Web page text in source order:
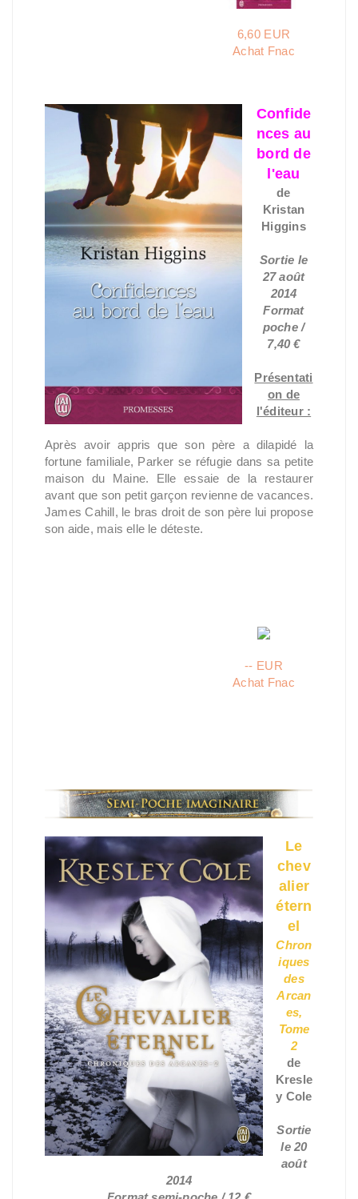
6,60 EUR
Achat Fnac
Confide
nces au
bord de
l'eau
de
Kristan
Higgins
Sortie le
27 août
2014
Format
poche /
7,40 €
Présentati
on de
l'éditeur :
Après avoir appris que son père a dilapidé la
fortune familiale, Parker se réfugie dans sa petite
maison du Maine. Elle essaie de la restaurer
avant que son petit garçon revienne de vacances.
James Cahill, le bras droit de son père lui propose
son aide, mais elle le déteste.
-- EUR
Achat Fnac
Le
chev
alier
étern
el
Chron
iques
des
Arcan
es,
Tome
2
de
Kresle
y Cole
Sortie
le 20
août
2014